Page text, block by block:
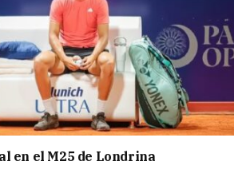
en el M25 de Londrina